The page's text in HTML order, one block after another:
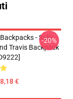
- Sally
Travis Backpack
€
-20%